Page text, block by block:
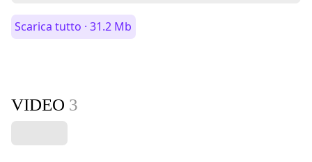
Scarica tutto · 31.2 Mb
VIDEO 3